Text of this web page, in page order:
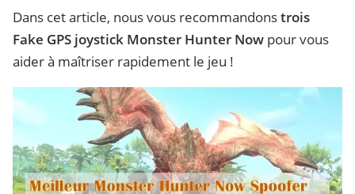
Dans cet article, nous vous recommandonstrois
Fake GPS joystick Monster Hunter Now pour vous
aider à maîtriser rapidement le jeu !